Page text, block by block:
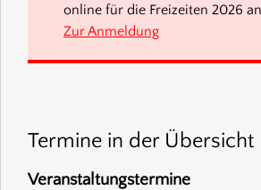
online für die Freizeiten 2026
Zur Anmeldung
Termine in der Übersicht
Veranstaltungstermine